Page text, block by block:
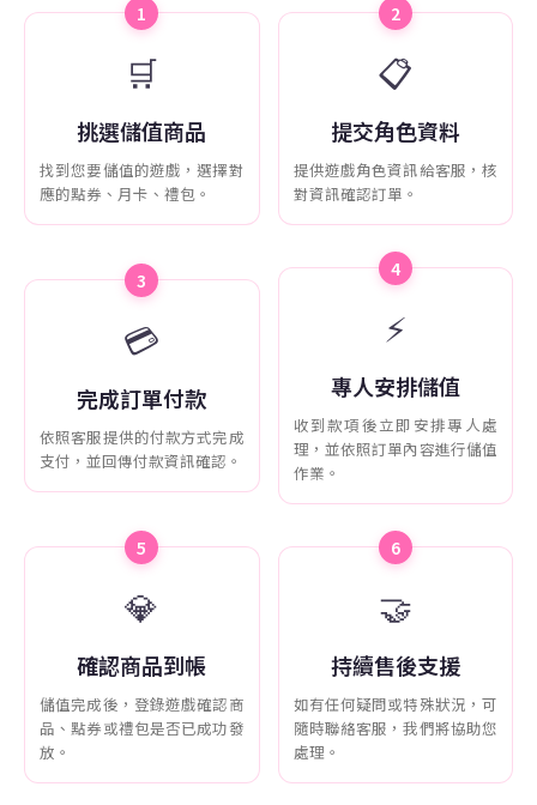
1
🛒
挑選儲值商品
找到您要儲值的遊戲，選擇對
應的點券、月卡、禮包。
2
📋
提交角色資料
提供遊戲角色資訊給客服，核
對資訊確認訂單。
3
💳
完成訂單付款
依照客服提供的付款方式完成
支付，並回傳付款資訊確認。
4
⚡
專人安排儲值
收到款項後立即安排專人處
理，並依照訂單內容進行儲值
作業。
5
💎
確認商品到帳
儲值完成後，登錄遊戲確認商
品、點券或禮包是否已成功發
放。
6
🤝
持續售後支援
如有任何疑問或特殊狀況，可
隨時聯絡客服，我們將協助您
處理。